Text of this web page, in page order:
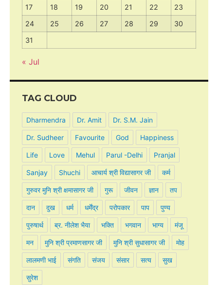
17
18 19 20 21 22
23
24
25 26 27 28 29
30
31
« Jul
TAG CLOUD
Dharmendra Dr. Amit Dr. S.M. Jain
Dr. Sudheer Favourite God Happiness
Life Love Mehul Parul -Delhi Pranjal
Sanjay Shuchi आचार्य श्री विद्यासागर जी कर्म
गुरुवर मुनि श्री क्षमासागर जी गुरू जीवन ज्ञान तप
दान दुख धर्म धर्मेंद्र परोपकार पाप पुण्य
पुरुषार्थ ब्र. नीलेश भैया भक्ति भगवान भाग्य मंजू
मन मुनि श्री प्रमाणसागर जी मुनि श्री सुधासागर जी मोह
लालमणी भाई संगति संजय संसार सत्य सुख
सुरेश